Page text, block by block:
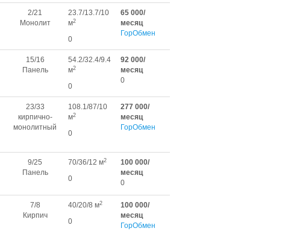
2/21
Монолит
23.7/13.7/10
м2
0
65 000/
месяц
ГорОбмен
15/16
Панель
54.2/32.4/9.4
м2
0
92 000/
месяц
0
23/33
кирпично-
монолитный
108.1/87/10
м2
0
277 000/
месяц
ГорОбмен
9/25
Панель
70/36/12 м2
0
100 000/
месяц
0
7/8
Кирпич
40/20/8 м2
0
100 000/
месяц
ГорОбмен